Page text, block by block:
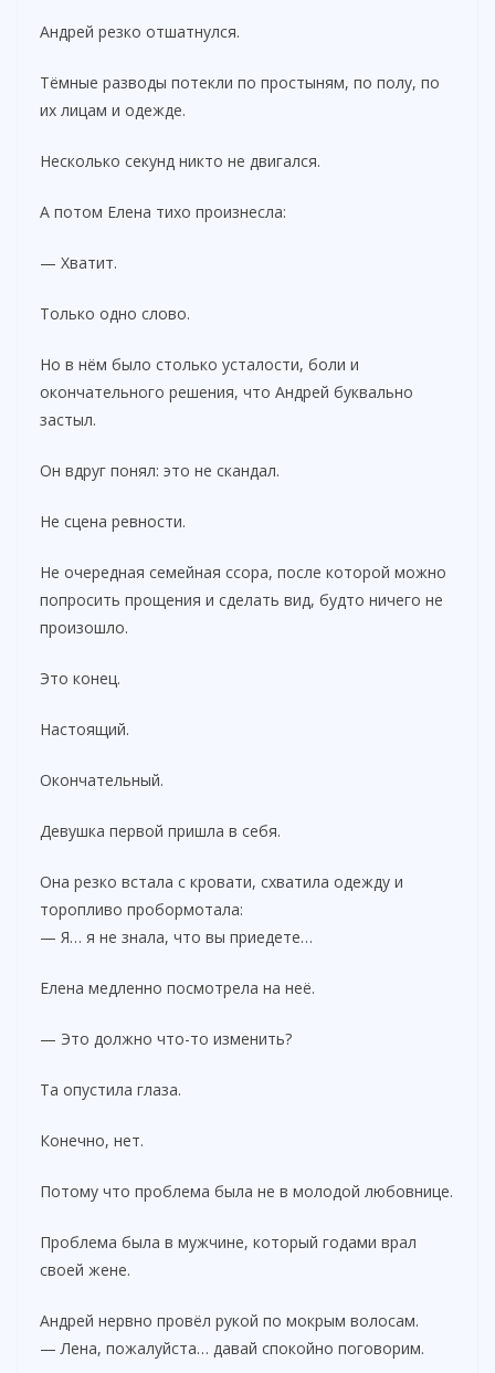
Андрей резко отшатнулся.
Тёмные разводы потекли по простыням, по полу, по
их лицам и одежде.
Несколько секунд никто не двигался.
А потом Елена тихо произнесла:
— Хватит.
Только одно слово.
Но в нём было столько усталости, боли и
окончательного решения, что Андрей буквально
застыл.
Он вдруг понял: это не скандал.
Не сцена ревности.
Не очередная семейная ссора, после которой можно
попросить прощения и сделать вид, будто ничего не
произошло.
Это конец.
Настоящий.
Окончательный.
Девушка первой пришла в себя.
Она резко встала с кровати, схватила одежду и
торопливо пробормотала:
— Я… я не знала, что вы приедете…
Елена медленно посмотрела на неё.
— Это должно что-то изменить?
Та опустила глаза.
Конечно, нет.
Потому что проблема была не в молодой любовнице.
Проблема была в мужчине, который годами врал
своей жене.
Андрей нервно провёл рукой по мокрым волосам.
— Лена, пожалуйста… давай спокойно поговорим.